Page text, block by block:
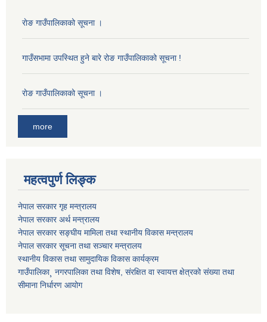
राेङ गाउँपालिकाको सूचना ।
गाउँसभामा उपस्थित हुने बारे रोङ गाउँपालिकाको सूचना !
राेङ गाउँपालिकाको सूचना ।
more
महत्वपुर्ण लिङ्क
नेपाल सरकार गृह मन्त्रालय
नेपाल सरकार अर्थ मन्त्रालय
नेपाल सरकार सङ्घीय मामिला तथा स्थानीय विकास मन्त्रालय
नेपाल सरकार सूचना तथा सञ्चार मन्त्रालय
स्थानीय विकास तथा सामुदायिक विकास कार्यक्रम
गाउँपालिका¸ नगरपालिका तथा विशेष, संरक्षित वा स्वायत्त क्षेत्रको संख्या तथा
सीमाना निर्धारण आयोग